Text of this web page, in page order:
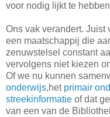
voor nodig lijkt te
Ons vak verandert. Juist
een maatschappij die
zenuwstelsel constant
vervolgens niet kiezen
Of we nu kunnen
onderwijs,het primair
streekinformatie of dat
van een van de